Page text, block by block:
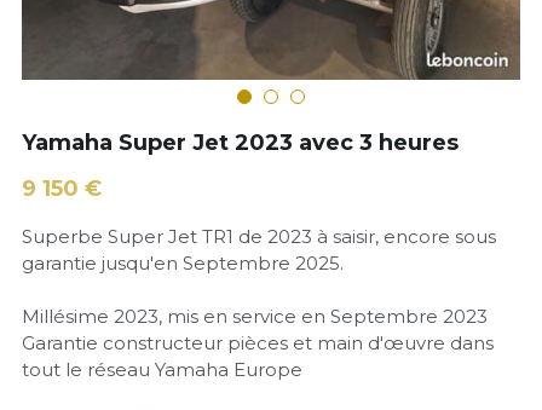
Yamaha Super Jet 2023 avec 3 heures
9 150 €
Superbe Super Jet TR1 de 2023 à saisir, encore sous
garantie jusqu'en Septembre 2025.
Millésime 2023, mis en service en Septembre 2023
Garantie constructeur pièces et main d'œuvre dans
tout le réseau Yamaha Europe